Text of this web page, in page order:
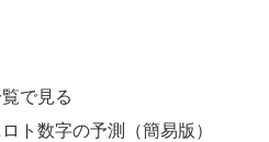
で見る
ト数字の予測（簡易版）